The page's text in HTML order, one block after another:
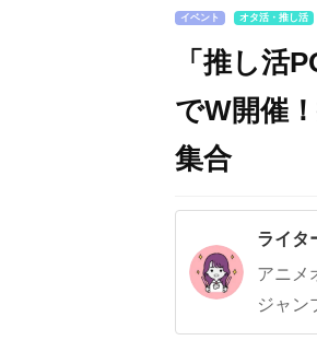
イベント オタ活・推し活
「推し活
でW開催
集合
ライタ
アニメ
ジャン